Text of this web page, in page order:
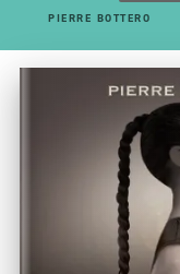
PIERRE BOTTERO